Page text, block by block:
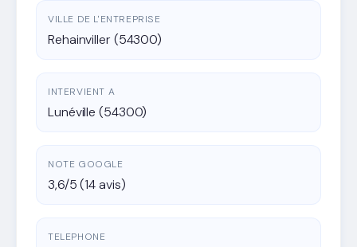
VILLE DE L'ENTREPRISE
Rehainviller (54300)
INTERVIENT A
Lunéville (54300)
NOTE GOOGLE
3,6/5 (14 avis)
TELEPHONE